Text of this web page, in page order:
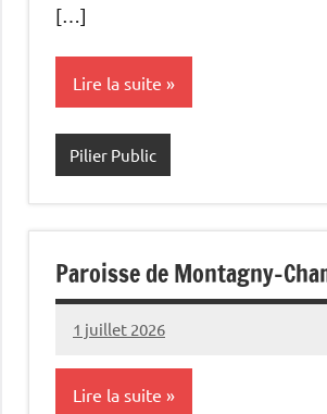
[…]
Lire la suite
Pilier Public
Paroisse de Montagny-
1 juillet 2026
Commune
Lire la suite